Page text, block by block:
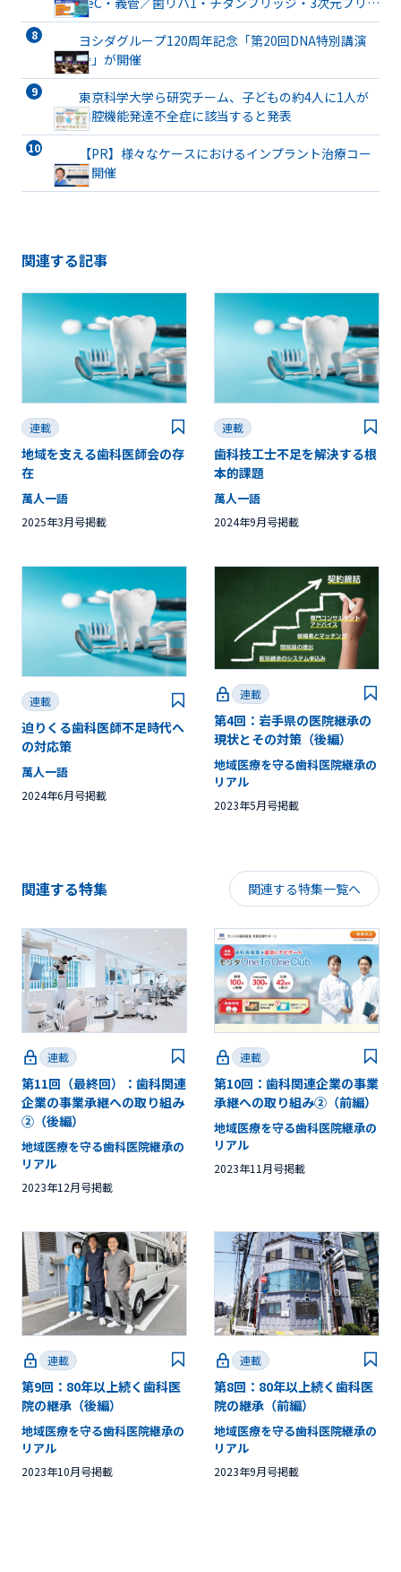
ト有床義歯まで詳解
ヨシダグループ120周年記念「第20回DNA特別講演
会」が開催
東京科学大学ら研究チーム、子どもの約4人に1人が
口腔機能発達不全症に該当すると発表
【PR】様々なケースにおけるインプラント治療コー
ス開催
関連する記事
連載
地域を支える歯科医師会の存
在
萬人一語
2025年3月号掲載
連載
歯科技工士不足を解決する根
本的課題
萬人一語
2024年9月号掲載
連載
迫りくる歯科医師不足時代へ
の対応策
萬人一語
2024年6月号掲載
連載
第4回：岩手県の医院継承の
現状とその対策（後編）
地域医療を守る歯科医院継承の
リアル
2023年5月号掲載
関連する特集 関連する特集一覧へ
連載
第11回（最終回）：歯科関連
企業の事業承継への取り組み
②（後編）
地域医療を守る歯科医院継承の
リアル
2023年12月号掲載
連載
第10回：歯科関連企業の事業
承継への取り組み②（前編）
地域医療を守る歯科医院継承の
リアル
2023年11月号掲載
連載
第9回：80年以上続く歯科医
院の継承（後編）
地域医療を守る歯科医院継承の
リアル
2023年10月号掲載
連載
第8回：80年以上続く歯科医
院の継承（前編）
地域医療を守る歯科医院継承の
リアル
2023年9月号掲載